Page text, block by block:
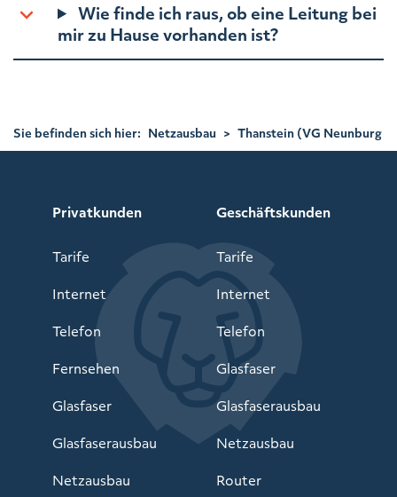
Wie finde ich raus, ob eine Leitung bei
mir zu Hause vorhanden ist?
Sie befinden sich hier: Netzausbau > Thanstein (VG Neunburg
Privatkunden
Tarife
Internet
Telefon
Fernsehen
Glasfaser
Glasfaserausbau
Netzausbau
Geschäftskunden
Tarife
Internet
Telefon
Glasfaser
Glasfaserausbau
Netzausbau
Router